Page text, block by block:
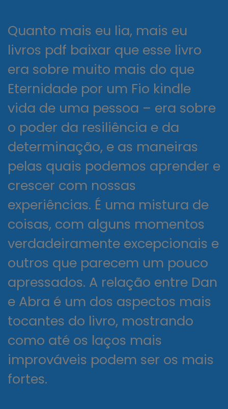
Quanto mais eu lia, mais eu
livros pdf baixar que esse livro
era sobre muito mais do que
Eternidade por um Fio kindle
vida de uma pessoa – era sobre
o poder da resiliência e da
determinação, e as maneiras
pelas quais podemos aprender e
crescer com nossas
experiências. É uma mistura de
coisas, com alguns momentos
verdadeiramente excepcionais e
outros que parecem um pouco
apressados. A relação entre Dan
e Abra é um dos aspectos mais
tocantes do livro, mostrando
como até os laços mais
improváveis podem ser os mais
fortes.